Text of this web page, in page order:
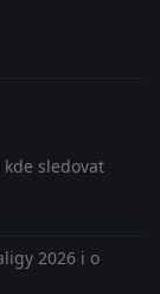
kde sledovat
2026 i o